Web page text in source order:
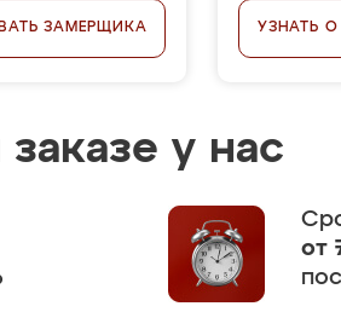
ЗАМЕРЩИКА УЗНАТЬ О
у нас
от